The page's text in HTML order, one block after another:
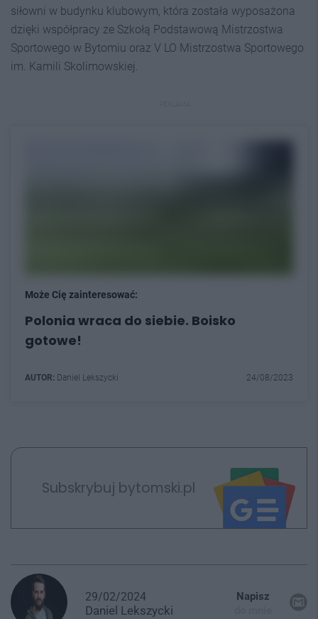
siłowni w budynku klubowym, która została wyposażona
dzięki współpracy ze Szkołą Podstawową Mistrzostwa
Sportowego w Bytomiu oraz V LO Mistrzostwa Sportowego
im. Kamili Skolimowskiej.
Może Cię zainteresować:
Polonia wraca do siebie. Boisko
gotowe!
AUTOR: Daniel Lekszycki 24/08/2023
Subskrybuj bytomski.pl
29/02/2024
Daniel Lekszycki
Napisz